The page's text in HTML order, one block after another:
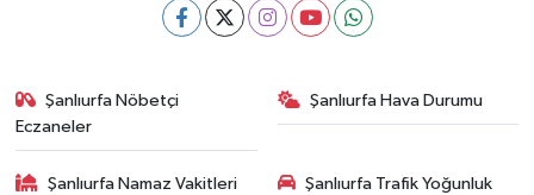
Şanlıurfa Nöbetçi
Eczaneler
Şanlıurfa Hava Durumu
Şanlıurfa Namaz Vakitleri
Şanlıurfa Trafik Yoğunluk